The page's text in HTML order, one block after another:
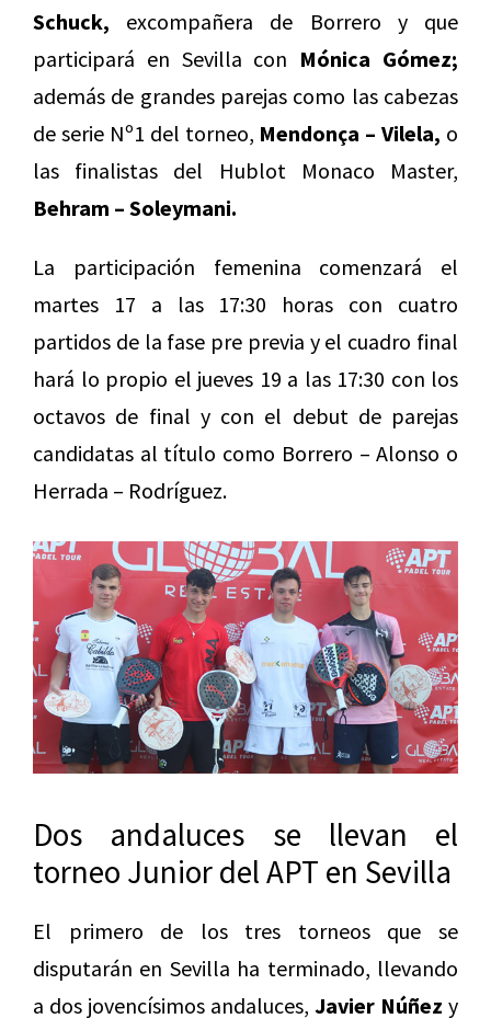
Schuck, excompañera de Borrero y que
participará en Sevilla con Mónica Gómez;
además de grandes parejas como las cabezas
de serie Nº1 del torneo, Mendonça – Vilela, o
las finalistas del Hublot Monaco Master,
Behram – Soleymani.
La participación femenina comenzará el
martes 17 a las 17:30 horas con cuatro
partidos de la fase pre previa y el cuadro final
hará lo propio el jueves 19 a las 17:30 con los
octavos de final y con el debut de parejas
candidatas al título como Borrero – Alonso o
Herrada – Rodríguez.
Dos andaluces se llevan el
torneo Junior del APT en Sevilla
El primero de los tres torneos que se
disputarán en Sevilla ha terminado, llevando
a dos jovencísimos andaluces, Javier Núñez y